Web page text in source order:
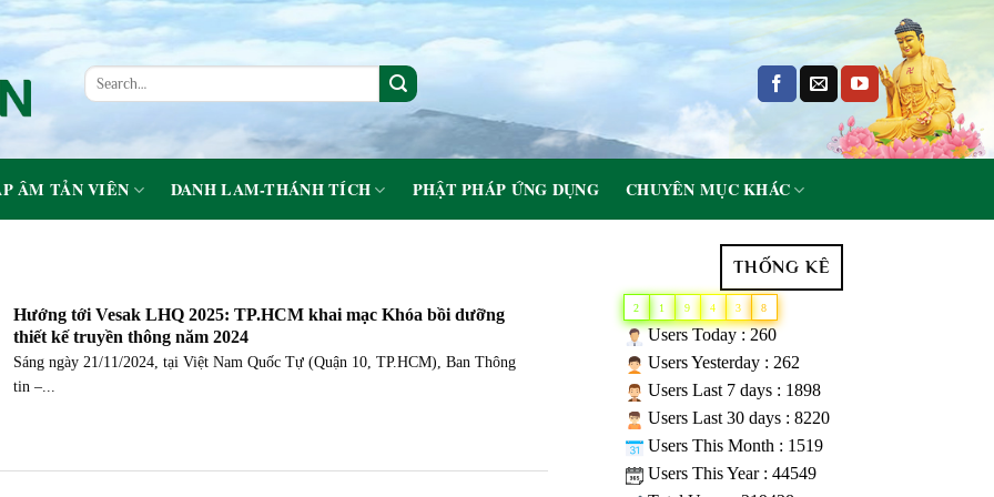
ÂM TẢN VIÊN DANH LAM-THÁNH TÍCH PHẬT PHÁP ỨNG DỤNG CHUYÊN MỤC KHÁC
Hướng tới Vesak LHQ 2025: TP.HCM khai mạc Khóa bồi dưỡng
thiết kế truyền thông năm 2024
Sáng ngày 21/11/2024, tại Việt Nam Quốc Tự (Quận 10, TP.HCM), Ban Thông
tin –...
THỐNG KÊ
2 1 9 4 3 8
Users Today : 260
Users Yesterday : 262
Users Last 7 days : 1898
Users Last 30 days : 8220
Users This Month : 1519
Users This Year : 44549